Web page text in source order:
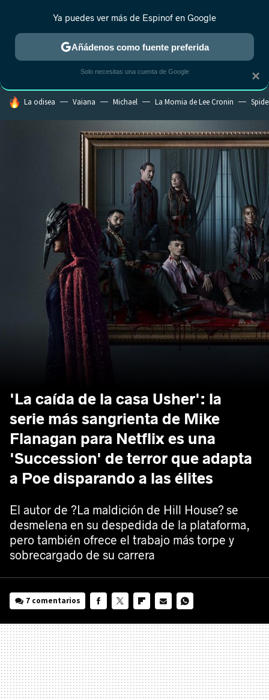
MENÚ NUEVO
ESTRENOS REALITY ANIME RANKINGS CINE
HOY SE HABLA DE
La odisea Vaiana Michael La Momia de Lee Cronin
'La caída de la casa Usher': la
serie más sangrienta de Mike
Flanagan para Netflix es una
'Succession' de terror que adapta
a Poe disparando a las élites
El autor de ?La maldición de Hill House? se
desmelena en su despedida de la plataforma,
pero también ofrece el trabajo más torpe y
sobrecargado de su carrera
7 comentarios
MAIL
×
Ya puedes ver más de Espinof en Google
Añádenos como fuente preferida
Solo necesitas una cuenta de Google